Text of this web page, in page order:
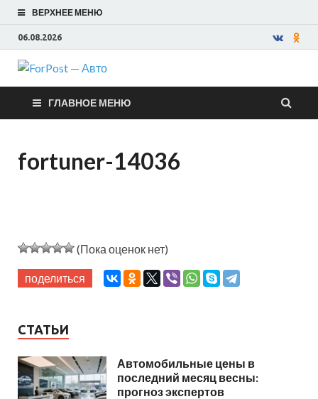
ВЕРХНЕЕ МЕНЮ
06.08.2026
ForPost —
Авто
ГЛАВНОЕ МЕНЮ
fortuner-14036
(Пока оценок нет)
поделиться
СТАТЬИ
Автомобильные цены в
последний месяц весны:
прогноз экспертов